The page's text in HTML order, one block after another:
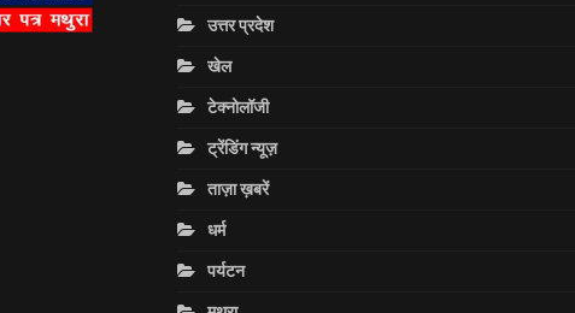
उत्तर प्रदेश
खेल
टेक्नोलॉजी
ट्रेंडिंग न्यूज़
ताज़ा ख़बरें
धर्म
पर्यटन